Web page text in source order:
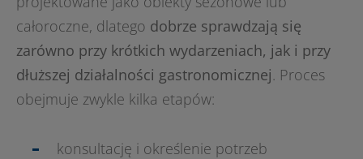
całoroczne, dlatego dobrze sprawdzają się
zarówno przy krótkich wydarzeniach, jak i przy
dłuższej działalności gastronomicznej. Proces
obejmuje zwykle kilka etapów:
konsultację i określenie potrzeb